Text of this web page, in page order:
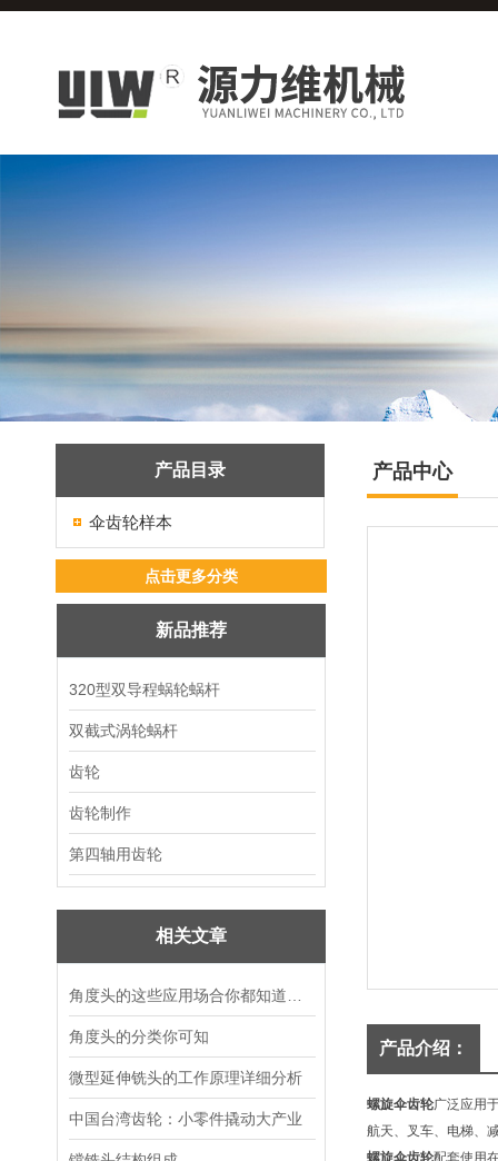
产品目录
伞齿轮样本
点击更多分类
新品推荐
320型双导程蜗轮蜗杆
双截式涡轮蜗杆
齿轮
齿轮制作
第四轴用齿轮
相关文章
角度头的分类你可知
微型延伸铣头的工作原理详细分析
中国台湾齿轮：小零件撬动大产业
产品中心
产品介绍：
螺旋伞齿轮广泛应用
航天、叉车、电梯、
螺旋伞齿轮配套使用